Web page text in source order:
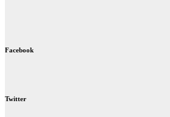
Facebook
Twitter